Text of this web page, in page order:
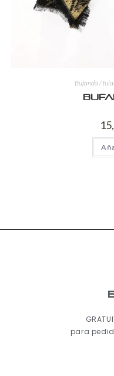
Bufanda /
para